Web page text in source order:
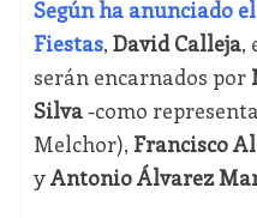
Según ha anunciado
Fiestas, David Calleja,
serán encarnados por
Silva-como
Melchor), Francisco
yAntonio Álvarez